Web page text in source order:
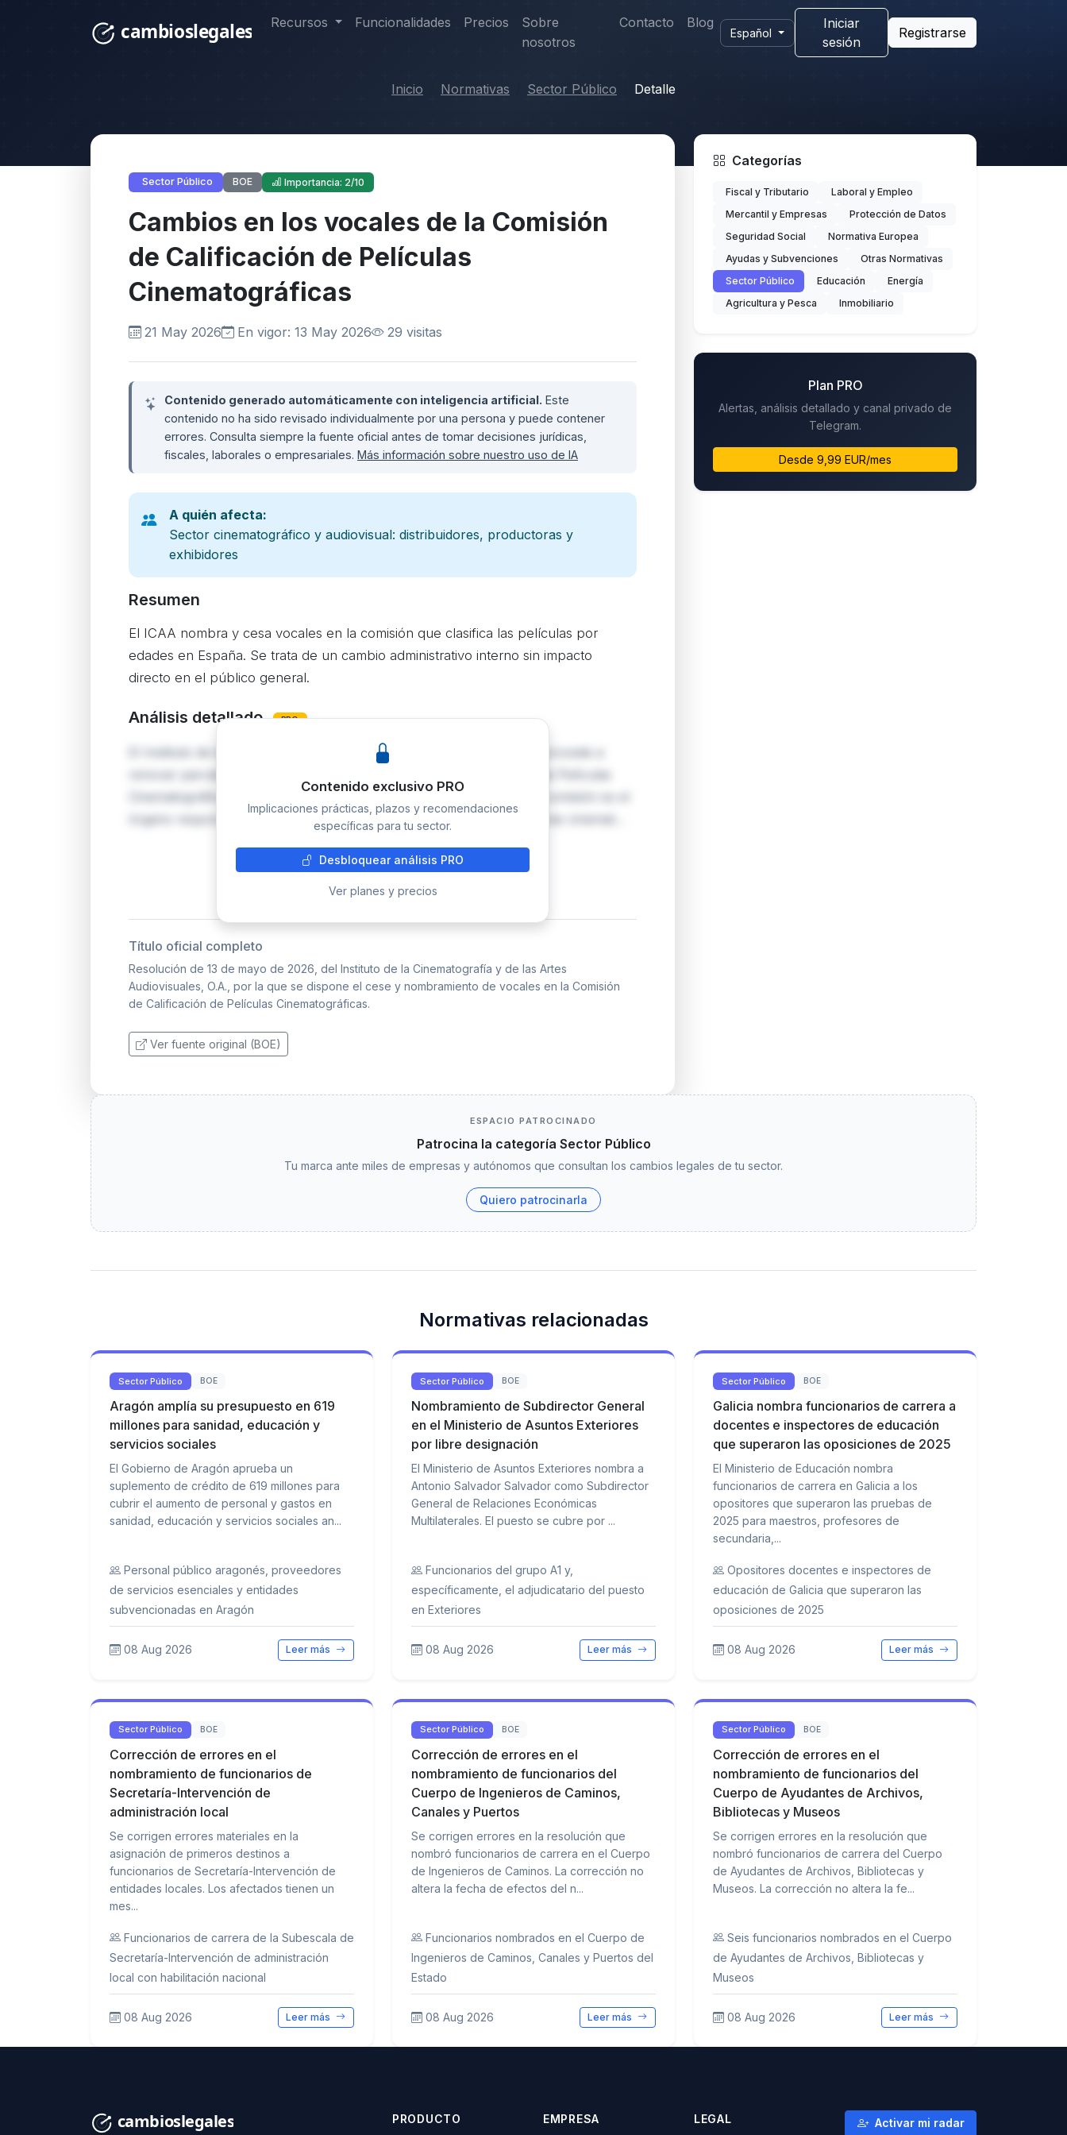
Recursos Funcionalidades Precios
Sobre
nosotros
Contacto Blog
Español
Iniciar
sesión
Registrarse
Inicio Normativas Sector Público Detalle
Sector Público BOE Importancia: 2/10
Cambios en los vocales de la Comisión
de Calificación de Películas
Cinematográficas
21 May 2026 En vigor: 13 May 2026 29 visitas
Contenido generado automáticamente con inteligencia artificial. Este
contenido no ha sido revisado individualmente por una persona y puede contener
errores. Consulta siempre la fuente oficial antes de tomar decisiones jurídicas,
fiscales, laborales o empresariales. Más información sobre nuestro uso de IA
A quién afecta:
Sector cinematográfico y audiovisual: distribuidores, productoras y
exhibidores
Resumen
El ICAA nombra y cesa vocales en la comisión que clasifica las películas por
edades en España. Se trata de un cambio administrativo interno sin impacto
directo en el público general.
Análisis detallado PRO
El Instituto de la Cinematografía y de las Artes Audiovisuales (ICAA) procede a
renovar parcialmente la composición de la Comisión de Calificación de Películas
Cinematográficas mediante el cese y nombramiento de vocales. Esta comisión es el
órgano responsable de asignar las calificaciones por edades a las obras cinemat…
Contenido exclusivo PRO
Implicaciones prácticas, plazos y recomendaciones
específicas para tu sector.
Desbloquear análisis PRO
Ver planes y precios
Título oficial completo
Resolución de 13 de mayo de 2026, del Instituto de la Cinematografía y de las Artes
Audiovisuales, O.A., por la que se dispone el cese y nombramiento de vocales en la Comisión
de Calificación de Películas Cinematográficas.
Ver fuente original (BOE)
Categorías
Fiscal y Tributario
Laboral y Empleo
Mercantil y Empresas
Protección de Datos
Seguridad Social
Normativa Europea
Ayudas y Subvenciones
Otras Normativas
Sector Público
Educación
Energía
Agricultura y Pesca
Inmobiliario
Plan PRO
Alertas, análisis detallado y canal privado de
Telegram.
Desde 9,99 EUR/mes
ESPACIO PATROCINADO
Patrocina la categoría Sector Público
Tu marca ante miles de empresas y autónomos que consultan los cambios legales de tu sector.
Quiero patrocinarla
Normativas relacionadas
Sector Público BOE
Aragón amplía su presupuesto en 619
millones para sanidad, educación y
servicios sociales
El Gobierno de Aragón aprueba un
suplemento de crédito de 619 millones para
cubrir el aumento de personal y gastos en
sanidad, educación y servicios sociales an...
Personal público aragonés, proveedores
de servicios esenciales y entidades
subvencionadas en Aragón
08 Aug 2026 Leer más
Sector Público BOE
Nombramiento de Subdirector General
en el Ministerio de Asuntos Exteriores
por libre designación
El Ministerio de Asuntos Exteriores nombra a
Antonio Salvador Salvador como Subdirector
General de Relaciones Económicas
Multilaterales. El puesto se cubre por ...
Funcionarios del grupo A1 y,
específicamente, el adjudicatario del puesto
en Exteriores
08 Aug 2026 Leer más
Sector Público BOE
Galicia nombra funcionarios de carrera a
docentes e inspectores de educación
que superaron las oposiciones de 2025
El Ministerio de Educación nombra
funcionarios de carrera en Galicia a los
opositores que superaron las pruebas de
2025 para maestros, profesores de
secundaria,...
Opositores docentes e inspectores de
educación de Galicia que superaron las
oposiciones de 2025
08 Aug 2026 Leer más
Sector Público BOE
Corrección de errores en el
nombramiento de funcionarios de
Secretaría-Intervención de
administración local
Se corrigen errores materiales en la
asignación de primeros destinos a
funcionarios de Secretaría-Intervención de
entidades locales. Los afectados tienen un
mes...
Funcionarios de carrera de la Subescala de
Secretaría-Intervención de administración
local con habilitación nacional
08 Aug 2026 Leer más
Sector Público BOE
Corrección de errores en el
nombramiento de funcionarios del
Cuerpo de Ingenieros de Caminos,
Canales y Puertos
Se corrigen errores en la resolución que
nombró funcionarios de carrera en el Cuerpo
de Ingenieros de Caminos. La corrección no
altera la fecha de efectos del n...
Funcionarios nombrados en el Cuerpo de
Ingenieros de Caminos, Canales y Puertos del
Estado
08 Aug 2026 Leer más
Sector Público BOE
Corrección de errores en el
nombramiento de funcionarios del
Cuerpo de Ayudantes de Archivos,
Bibliotecas y Museos
Se corrigen errores en la resolución que
nombró funcionarios de carrera del Cuerpo
de Ayudantes de Archivos, Bibliotecas y
Museos. La corrección no altera la fe...
Seis funcionarios nombrados en el Cuerpo
de Ayudantes de Archivos, Bibliotecas y
Museos
08 Aug 2026 Leer más
PRODUCTO EMPRESA LEGAL
Activar mi radar